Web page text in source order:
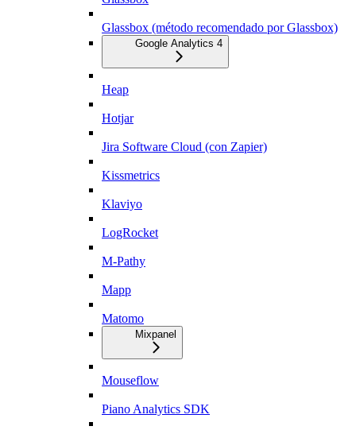
Glassbox (método recomendado por Glassbox)
Google Analytics 4
Heap
Hotjar
Jira Software Cloud (con Zapier)
Kissmetrics
Klaviyo
LogRocket
M-Pathy
Mapp
Matomo
Mixpanel
Mouseflow
Piano Analytics SDK